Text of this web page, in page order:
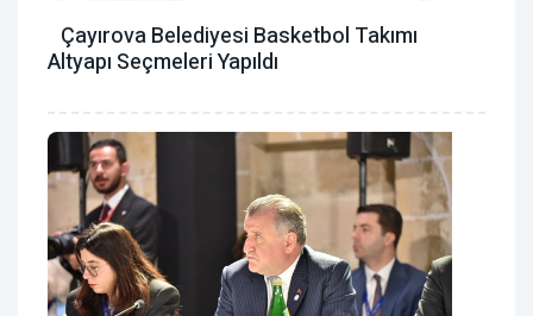
Çayırova Belediyesi Basketbol Takımı
Altyapı Seçmeleri Yapıldı